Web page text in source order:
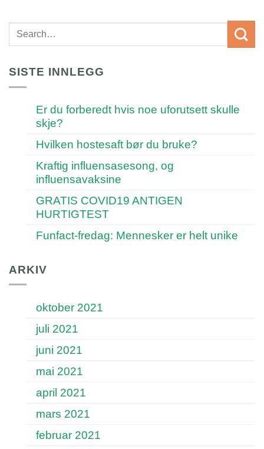
SISTE INNLEGG
Er du forberedt hvis noe uforutsett skulle
skje?
Hvilken hostesaft bør du bruke?
Kraftig influensasesong, og
influensavaksine
GRATIS COVID19 ANTIGEN
HURTIGTEST
Funfact-fredag: Mennesker er helt unike
ARKIV
oktober 2021
juli 2021
juni 2021
mai 2021
april 2021
mars 2021
februar 2021